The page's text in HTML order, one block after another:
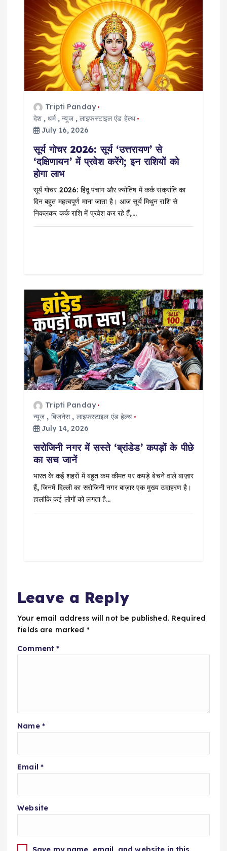
g
a
t
Tripti Panday
देश ,धर्म,न्यूज,लाइफस्टाइल एंड हेल्थ
July 16, 2026
सूर्य गोचर 2026: सूर्य ‘उत्तरायण’ से
‘दक्षिणायन’ में प्रवेश करेंगे; इन राशियों को
होगा लाभ
सूर्य गोचर 2026: हिंदू पंचांग और ज्योतिष में कर्क संक्रांति का
दिन बहुत महत्वपूर्ण माना जाता है। आज सूर्य मिथुन राशि से
निकलकर कर्क राशि में प्रवेश कर रहे हैं,…
Tripti Panday
न्यूज , बिजनेस, लाइफस्टाइल एंड हेल्थ
July 14, 2026
सरोजिनी नगर में सस्ते ‘ब्रांडेड’ कपड़ों के पीछे
का सच जानें
भारत के कई शहरों में बहुत कम कीमत पर कपड़े बेचने वाले बाज़ार
हैं, जिनमें दिल्ली का सरोजिनी नगर बाज़ार एक मुख्य उदाहरण है।
हालांकि कई लोगों को लगता है…
Leave a Reply
Your email address will not be published. Required
fields are marked *
Comment*
Name *
Email *
Website